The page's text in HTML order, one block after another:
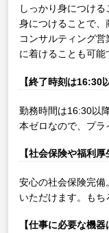
しっかり身につけ
身につけることで
コンサルティング
に着けることも可能
【終了時刻は16:30
勤務時間は16:30以
本ゼロなので、プラ
【社会保険や福利厚
安心の社会保険完備
いただけます。もち
【仕事に必要な機